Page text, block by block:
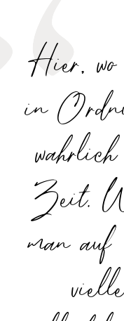
Hier,
in
Zeit.
man